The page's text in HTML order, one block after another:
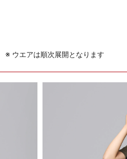
※ ウエアは順次展開となります